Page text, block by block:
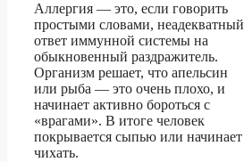
Аллергия — это, если говорить
простыми словами, неадекватный
ответ иммунной системы на
обыкновенный раздражитель.
Организм решает, что апельсин
или рыба — это очень плохо, и
начинает активно бороться с
«врагами». В итоге человек
покрывается сыпью или начинает
чихать.